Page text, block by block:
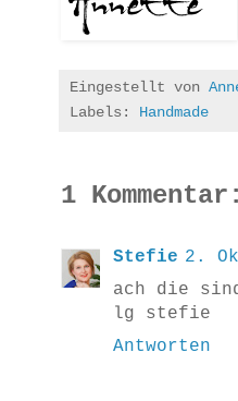
Eingestellt von
Labels: Handmade
1 Kommentar:
Stefie 2.
ach die
lg stefie
Antworten